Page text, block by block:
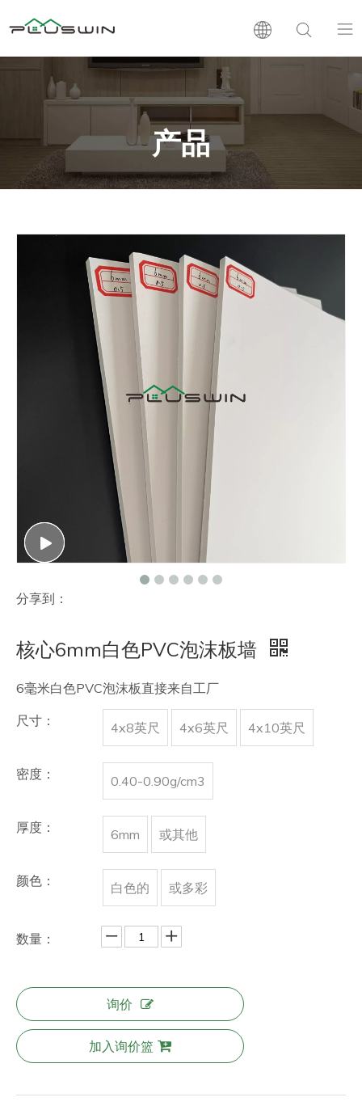
产品
分享到：
核心6mm白色PVC泡沫板墙
6毫米白色PVC泡沫板直接来自工厂
尺寸：
4x8英尺 4x6英尺 4x10英尺
密度： 0.40-0.90g/cm3
厚度： 6mm 或其他
颜色： 白色的 或多彩
数量：
询价
加入询价篮